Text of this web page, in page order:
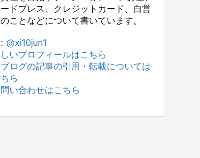
ドプレス、クレジットカード、自営
ことなどについて書いています。
@xi10jun1
いプロフィールはこちら
ログの記事の引用・転載については
ら
い合わせはこちら